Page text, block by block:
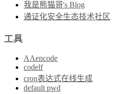
我是熊猫哥's Blog
通证化安全生态技术社区
工具
AAencode
codelf
cron表达式在线生成
default pwd